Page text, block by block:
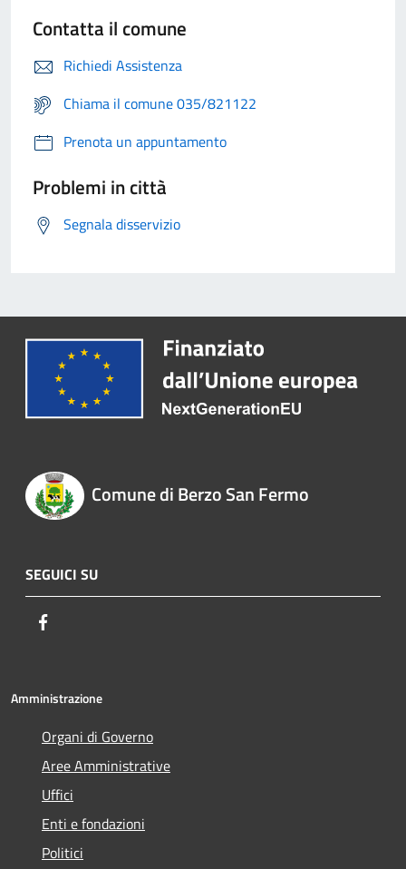
Contatta il comune
Richiedi Assistenza
Chiama il comune 035/821122
Prenota un appuntamento
Problemi in città
Segnala disservizio
Comune di Berzo San Fermo
SEGUICI SU
Amministrazione
Organi di Governo
Aree Amministrative
Uffici
Enti e fondazioni
Politici